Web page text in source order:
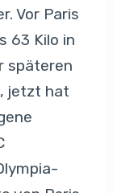
Vor Paris
63 Kilo in
späteren
jetzt hat